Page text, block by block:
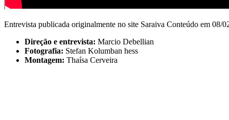
Entrevista publicada originalmente no site Saraiva Conteúdo em 08/
Direção e entrevista: Marcio Debellian
Fotografia: Stefan Kolumban hess
Montagem: Thaísa Cerveira